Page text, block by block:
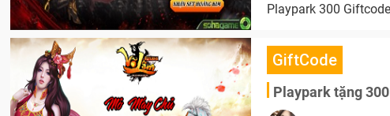
Playpark 300
GiftCode
Playpark tặng